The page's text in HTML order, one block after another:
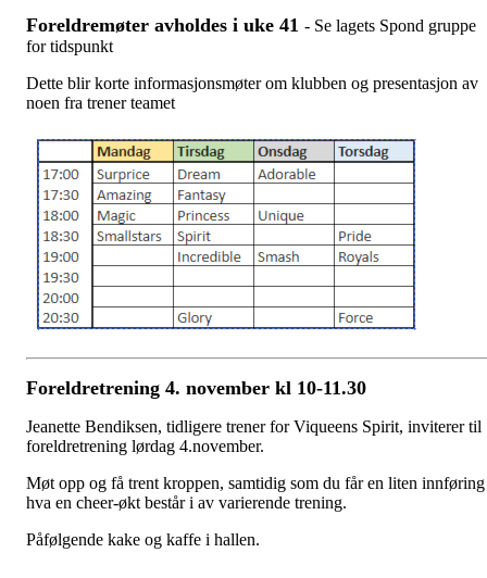
Foreldremøter avholdes i uke 41 - Se lagets Spond gruppe
for tidspunkt
Dette blir korte informasjonsmøter om klubben og presentasjon av
noen fra trener teamet
Foreldretrening 4. november kl 10-11.30
Jeanette Bendiksen, tidligere trener for Viqueens Spirit, inviterer til
foreldretrening lørdag 4.november.
Møt opp og få trent kroppen, samtidig som du får en liten
hva en cheer-økt består i av varierende trening.
Påfølgende kake og kaffe i hallen.